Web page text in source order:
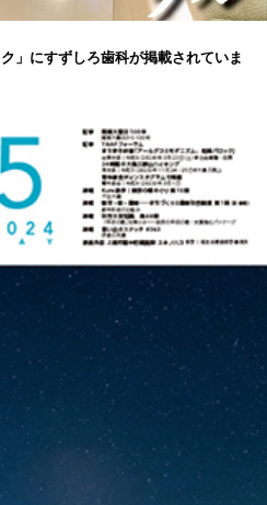
」にすずしろ歯科が掲載されていま